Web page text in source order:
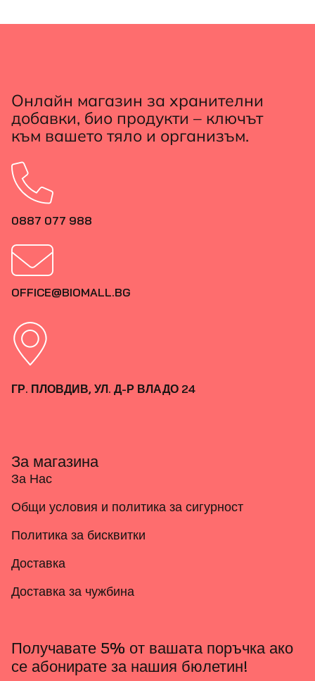
Онлайн магазин за хранителни
добавки, био продукти – ключът
към вашето тяло и организъм.
0887 077 988
OFFICE@BIOMALL.BG
ГР. ПЛОВДИВ, УЛ. Д-Р ВЛАДО 24
За магазина
За Нас
Общи условия и политика за сигурност
Политика за бисквитки
Доставка
Доставка за чужбина
Получавате 5% от вашата поръчка ако
се абонирате за нашия бюлетин!